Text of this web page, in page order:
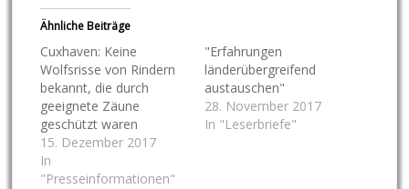
Ähnliche Beiträge
Cuxhaven: Keine
Wolfsrisse von Rindern
bekannt, die durch
geeignete Zäune
geschützt waren
15. Dezember 2017
In
"Presseinformationen"
"Erfahrungen
länderübergreifend
austauschen"
28. November 2017
In "Leserbriefe"